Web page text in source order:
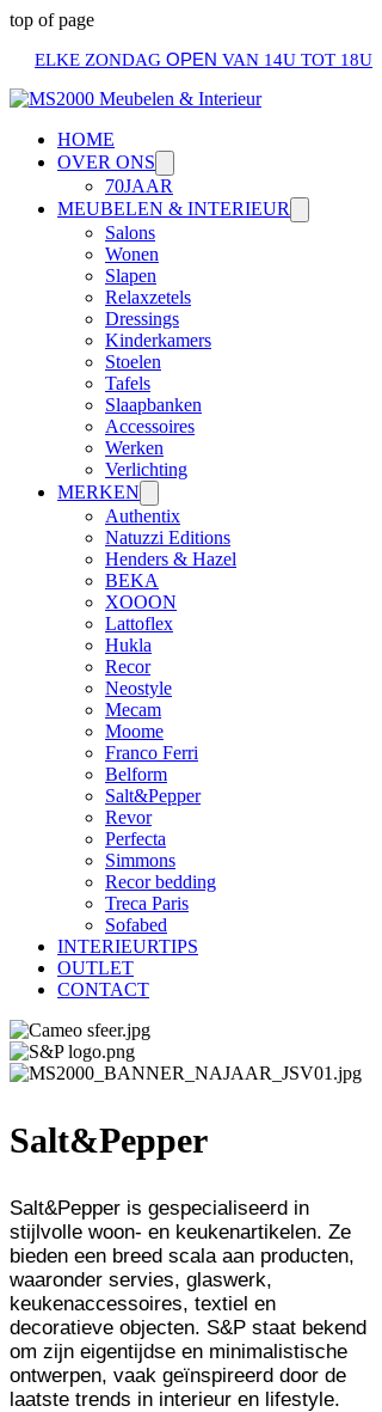
top of page
ELKE ZONDAG OPEN VAN 14U TOT 18U
HOME
OVER ONS
70JAAR
MEUBELEN & INTERIEUR
Salons
Wonen
Slapen
Relaxzetels
Dressings
Kinderkamers
Stoelen
Tafels
Slaapbanken
Accessoires
Werken
Verlichting
MERKEN
Authentix
Natuzzi Editions
Henders & Hazel
BEKA
XOOON
Lattoflex
Hukla
Recor
Neostyle
Mecam
Moome
Franco Ferri
Belform
Salt&Pepper
Revor
Perfecta
Simmons
Recor bedding
Treca Paris
Sofabed
INTERIEURTIPS
OUTLET
CONTACT
Salt&Pepper
Salt&Pepper is gespecialiseerd in
stijlvolle woon- en keukenartikelen. Ze
bieden een breed scala aan producten,
waaronder servies, glaswerk,
keukenaccessoires, textiel en
decoratieve objecten. S&P staat bekend
om zijn eigentijdse en minimalistische
ontwerpen, vaak geïnspireerd door de
laatste trends in interieur en lifestyle.